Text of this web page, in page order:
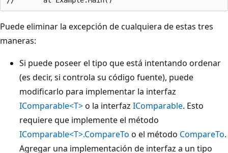
Puede eliminar la excepción de cualquiera de estas tres
maneras:
Si puede poseer el tipo que está intentando ordenar
(es decir, si controla su código fuente), puede
modificarlo para implementar la interfaz
IComparable<T>o la interfaz IComparable. Esto
requiere que implemente el método
IComparable<T>.CompareTo o el método CompareTo.
Agregar una implementación de interfaz a un tipo